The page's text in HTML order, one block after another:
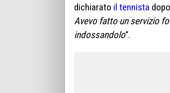
dichiarato il tennista
Avevo fatto un servizio
indossandolo“.